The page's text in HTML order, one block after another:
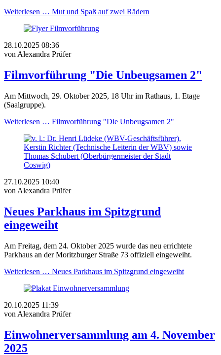
Weiterlesen … Mut und Spaß auf zwei Rädern
28.10.2025 08:36
von Alexandra Prüfer
Filmvorführung "Die Unbeugsamen 2"
Am Mittwoch, 29. Oktober 2025, 18 Uhr im Rathaus, 1. Etage
(Saalgruppe).
Weiterlesen … Filmvorführung "Die Unbeugsamen 2"
27.10.2025 10:40
von Alexandra Prüfer
Neues Parkhaus im Spitzgrund
eingeweiht
Am Freitag, dem 24. Oktober 2025 wurde das neu errichtete
Parkhaus an der Moritzburger Straße 73 offiziell eingeweiht.
Weiterlesen … Neues Parkhaus im Spitzgrund eingeweiht
20.10.2025 11:39
von Alexandra Prüfer
Einwohnerversammlung am 4. November
2025